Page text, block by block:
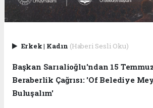
Erkek| Kadın (Haberi Sesli Oku)
Başkan Sarıalioğlu'ndan 15
Beraberlik Çağrısı: 'Of Belediye
Buluşalım'